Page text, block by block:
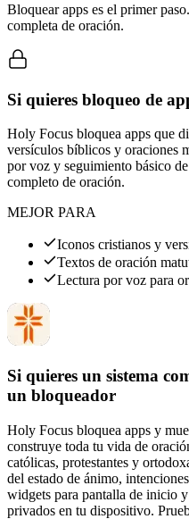
Bloquear apps es el primer
completa de oración.
Si quieres bloqueo de
Holy Focus bloquea apps que
versículos bíblicos y oraciones
por voz y seguimiento básico
completo de oración.
MEJOR PARA
Iconos cristianos y
Textos de oración
Lectura por voz para
Si quieres un sistema
un bloqueador
Holy Focus bloquea apps y
construye toda tu vida de
católicas, protestantes y
del estado de ánimo,
widgets para pantalla de inicio
privados en tu dispositivo.